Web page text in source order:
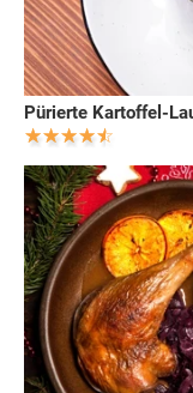
Pürierte Kartoffel-